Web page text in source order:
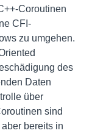
Coroutinen
CFI-
zu umgehen.
des
Daten
über
sind
bereits in